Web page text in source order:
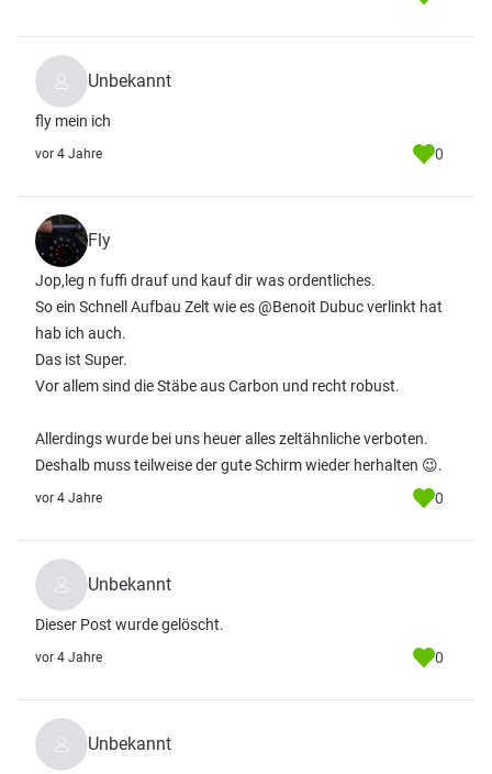
Unbekannt
fly mein ich
vor 4 Jahre 0
Fly
Jop,leg n fuffi drauf und kauf dir was ordentliches.
So ein Schnell Aufbau Zelt wie es @Benoit Dubuc verlinkt hat
hab ich auch.
Das ist Super.
Vor allem sind die Stäbe aus Carbon und recht robust.
Allerdings wurde bei uns heuer alles zeltähnliche verboten.
Deshalb muss teilweise der gute Schirm wieder herhalten 😉.
vor 4 Jahre 0
Unbekannt
Dieser Post wurde gelöscht.
vor 4 Jahre 0
Unbekannt